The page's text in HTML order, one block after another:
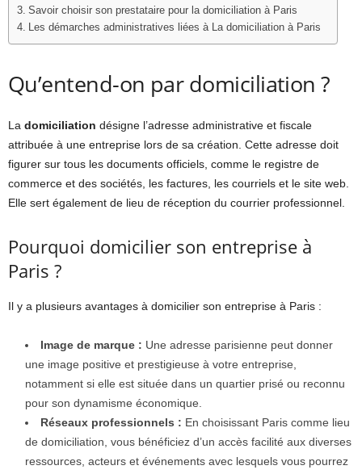
Savoir choisir son prestataire pour la domiciliation à Paris
Les démarches administratives liées à La domiciliation à Paris
Qu’entend-on par domiciliation ?
La domiciliation désigne l’adresse administrative et fiscale
attribuée à une entreprise lors de sa création. Cette adresse doit
figurer sur tous les documents officiels, comme le registre de
commerce et des sociétés, les factures, les courriels et le site web.
Elle sert également de lieu de réception du courrier professionnel.
Pourquoi domicilier son entreprise à
Paris ?
Il y a plusieurs avantages à domicilier son entreprise à Paris :
Image de marque : Une adresse parisienne peut donner
une image positive et prestigieuse à votre entreprise,
notamment si elle est située dans un quartier prisé ou reconnu
pour son dynamisme économique.
Réseaux professionnels : En choisissant Paris comme lieu
de domiciliation, vous bénéficiez d’un accès facilité aux diverses
ressources, acteurs et événements avec lesquels vous pourrez